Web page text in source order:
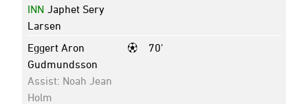
INN Japhet Sery
Larsen
70'
Eggert Aron
Gudmundsson
Assist: Noah Jean
Holm